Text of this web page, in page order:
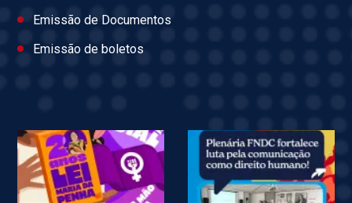
Emissão de Documentos
Emissão de boletos